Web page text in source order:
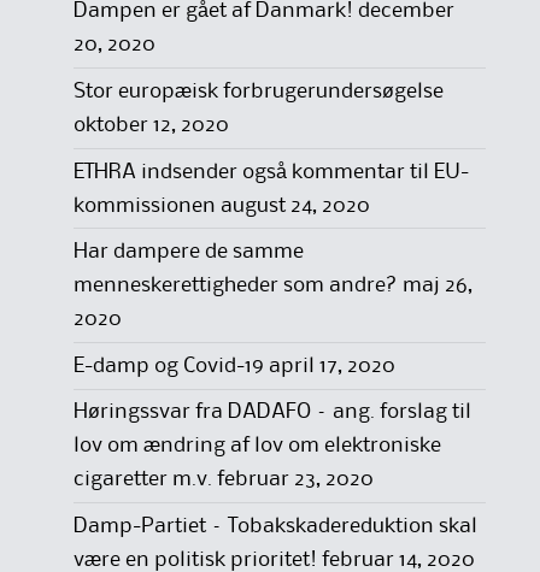
Dampen er gået af Danmark! december
20, 2020
Stor europæisk forbrugerundersøgelse
oktober 12, 2020
ETHRA indsender også kommentar til EU-
kommissionen august 24, 2020
Har dampere de samme
menneskerettigheder som andre? maj 26,
2020
E-damp og Covid-19 april 17, 2020
Høringssvar fra DADAFO – ang. forslag til
lov om ændring af lov om elektroniske
cigaretter m.v. februar 23, 2020
Damp-Partiet – Tobakskadereduktion skal
være en politisk prioritet! februar 14, 2020